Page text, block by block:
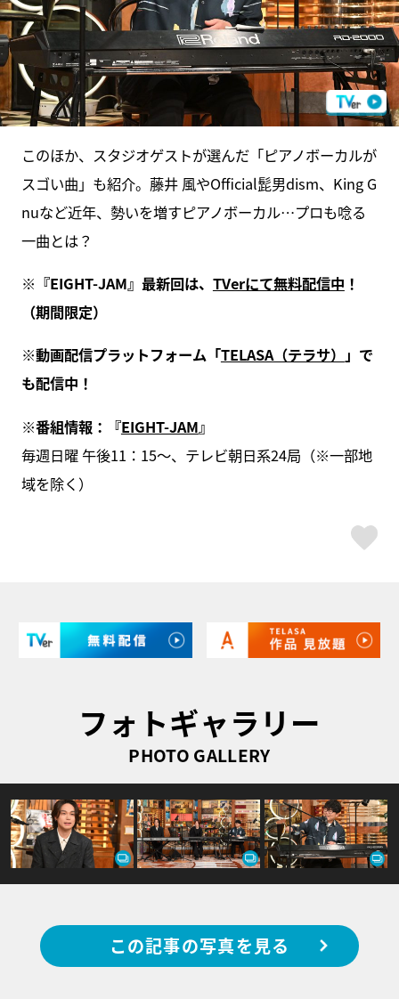
このほか、スタジオゲストが選んだ「ピアノボーカルが
スゴい曲」も紹介。藤井 風やOfficial髭男dism、King G
nuなど近年、勢いを増すピアノボーカル…プロも唸る
一曲とは？
※『EIGHT-JAM』最新回は、 TVerにて無料配信中 ！
（期間限定）
※動画配信プラットフォーム「TELASA（テラサ） 」で
も配信中！
※番組情報：『EIGHT-JAM』
毎週日曜 午後11：15～、テレビ朝日系24局（※一部地
域を除く）
フォトギャラリー
PHOTO GALLERY
この記事の写真を見る